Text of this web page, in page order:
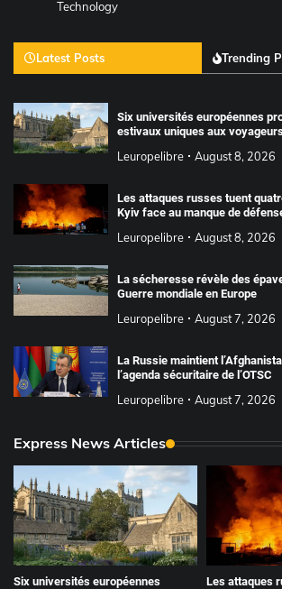
Technology
Latest Posts Trending
Six universités européennes
estivaux uniques aux
Leuropelibre August 8, 2026
Les attaques russes tuent
Kyiv face au manque de
Leuropelibre August 8, 2026
La sécheresse révèle des
Guerre mondiale en Europe
Leuropelibre August 7, 2026
La Russie maintient
l’agenda sécuritaire de l’OTSC
Leuropelibre August 7, 2026
Express News Articles
Six universités européennes
Les attaques